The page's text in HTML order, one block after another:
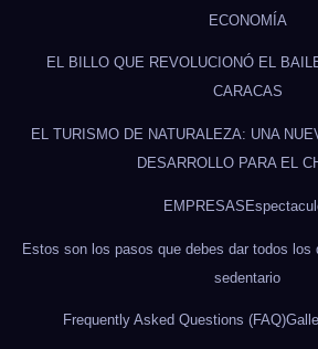
ECONOMÍA
EL BILLO QUE REVOLUCIONÓ EL
CARACAS
EL TURISMO DE NATURALEZA: UNA
DESARROLLO PARA EL
EMPRESAS
Estos son los pasos que debes dar todos
sedentario
Frequently Asked Questions (FAQ)